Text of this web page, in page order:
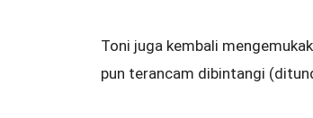
Toni juga kembali
pun terancam dibintangi